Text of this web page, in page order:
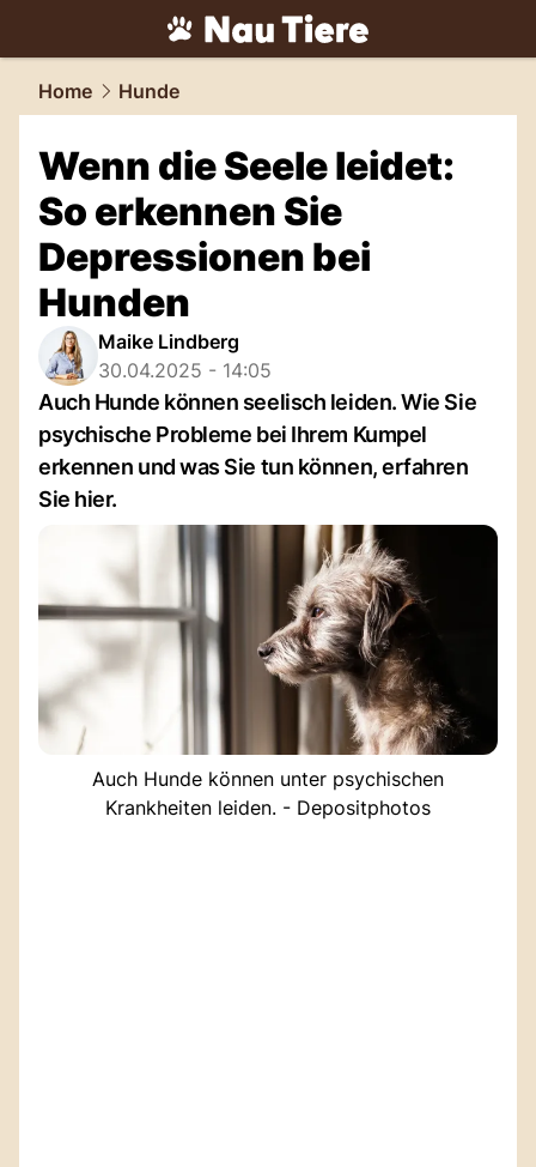
tiere.NAU.ch
Home Hunde
Wenn die Seele leidet:
So erkennen Sie
Depressionen bei
Hunden
Maike Lindberg
30.04.2025 - 14:05
Auch Hunde können seelisch leiden. Wie Sie
psychische Probleme bei Ihrem Kumpel
erkennen und was Sie tun können, erfahren
Sie hier.
Auch Hunde können unter psychischen
Krankheiten leiden. - Depositphotos